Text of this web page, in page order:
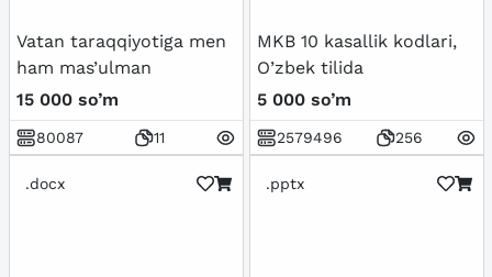
Vatan taraqqiyotiga men
ham mas’ulman
15 000 so’m
80087 11
MKB 10 kasallik kodlari,
O’zbek tilida
5 000 so’m
2579496 256
.docx .pptx